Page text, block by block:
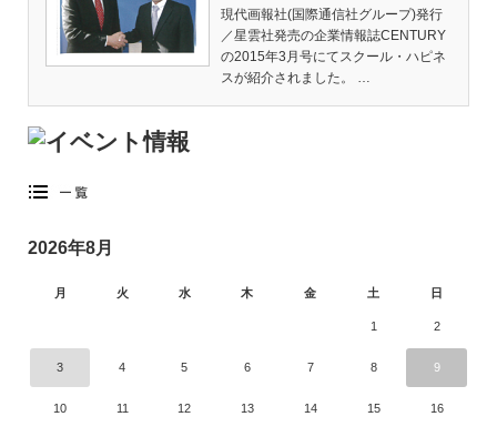
現代画報社(国際通信社グループ)発行
／星雲社発売の企業情報誌CENTURY
の2015年3月号にてスクール・ハピネ
スが紹介されました。 …
2026年8月
月 火 水 木 金 土 日
1 2
3 4 5 6 7 8 9
10 11 12 13 14 15 16